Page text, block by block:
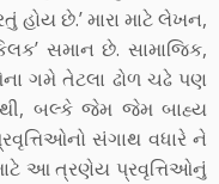
છે.’ મારા માટે લેખન,
સમાન છે. સામાજિક,
ગમે તેટલા ઢોળ ચઢે પણ
બલ્કે જેમ જેમ બાહ્ય
સંગાથ વધારે ને
માટે આ ત્રણેય પ્રવૃત્તિઓનું